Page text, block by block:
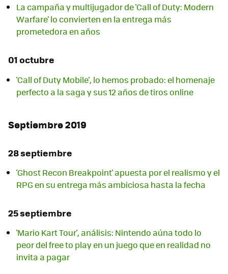
La campaña y multijugador de 'Call of Duty: Modern
Warfare' lo convierten en la entrega más
prometedora en años
01 octubre
'Call of Duty Mobile', lo hemos probado: el homenaje
perfecto a la saga y sus 12 años de tiros online
Septiembre 2019
28 septiembre
'Ghost Recon Breakpoint' apuesta por el realismo y el
RPG en su entrega más ambiciosa hasta la fecha
25 septiembre
'Mario Kart Tour', análisis: Nintendo aúna todo lo
peor del free to play en un juego que en realidad no
invita a pagar